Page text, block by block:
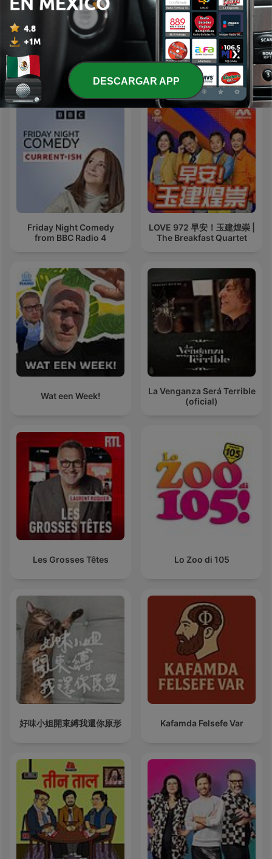
Erazno y La Chokolata El
Podcast
La Corneta Extendida
Más podcasts internacionales de Comedia
Friday Night Comedy
from BBC Radio 4
LOVE 972 早安！玉建煌崇 |
The Breakfast Quartet
Wat een Week!
La Venganza Será Terrible
(oficial)
Les Grosses Têtes Lo Zoo di 105
好味小姐開束縛我還你原形 Kafamda Felsefe Var
DESCARGAR APP